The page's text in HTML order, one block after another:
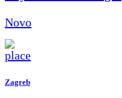
Novo
Zagreb